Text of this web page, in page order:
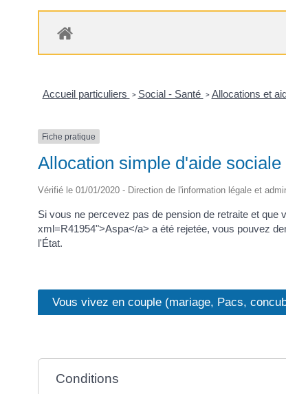
Accueil particuliers > Social - Santé > Allocations et
Fiche pratique
Allocation simple d'aide
Vérifié le 01/01/2020 - Direction de l'information légale et
Si vous ne percevez pas de pension de retraite et
xml=R41954">Aspa</a> a été rejetée, vous pouvez
l'État.
Vous vivez en couple (mariage, Pacs,
Conditions